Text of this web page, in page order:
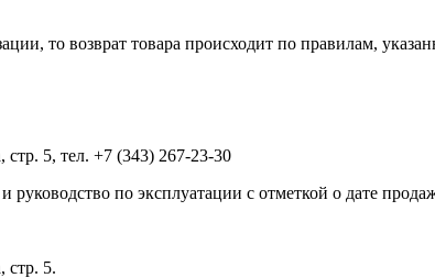
то возврат товара происходит по правилам,
стр. 5, тел. +7 (343) 267-23-30
по эксплуатации с отметкой о дате
стр. 5.